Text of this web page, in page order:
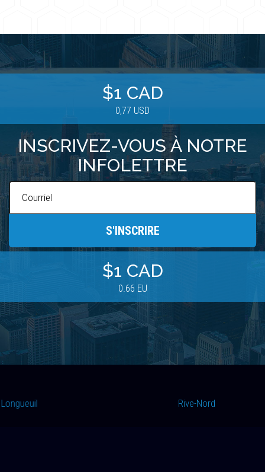
$1 CAD
0,77 USD
INSCRIVEZ-VOUS À NOTRE
INFOLETTRE
$1 CAD
0.66 EU
Longueuil Rive-Nord